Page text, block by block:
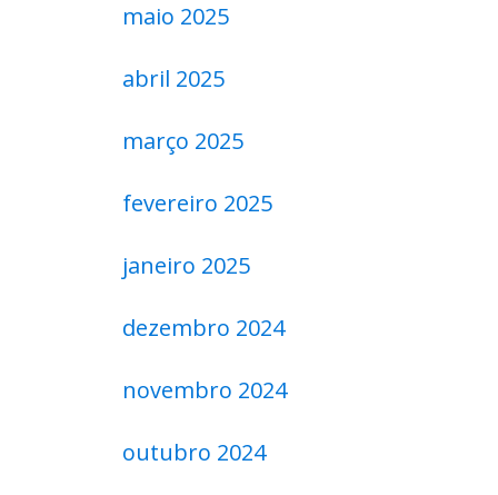
maio 2025
abril 2025
março 2025
fevereiro 2025
janeiro 2025
dezembro 2024
novembro 2024
outubro 2024